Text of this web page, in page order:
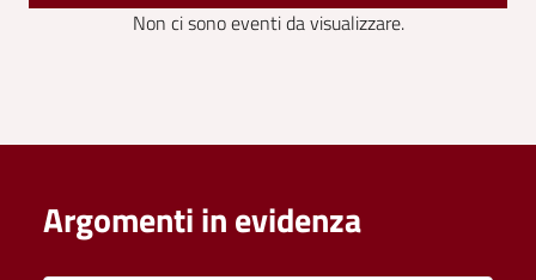
Non ci sono eventi da visualizzare.
Argomenti in evidenza